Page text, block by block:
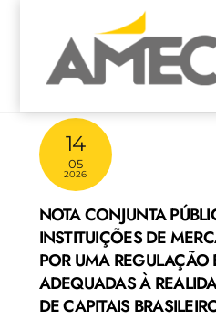
14
05
2026
NOTA CONJUNTA
INSTITUIÇÕES DE
POR UMA REGULAÇÃO
ADEQUADAS À
DE CAPITAIS